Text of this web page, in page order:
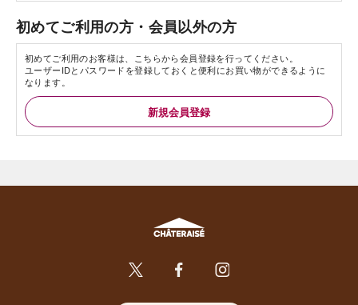
初めてご利用の方・会員以外の方
初めてご利用のお客様は、こちらから会員登録を行ってください。
ユーザーIDとパスワードを登録しておくと便利にお買い物ができるように
なります。